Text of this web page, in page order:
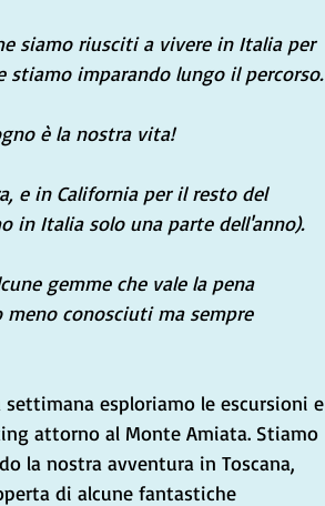
siamo riusciti a vivere in Italia per
stiamo imparando lungo il percorso.
è la nostra vita!
e in California per il resto del
in Italia solo una parte dell'anno).
gemme che vale la pena
conosciuti ma sempre
settimana esploriamo le escursioni e
attorno al Monte Amiata. Stiamo
la nostra avventura in Toscana,
di alcune fantastiche